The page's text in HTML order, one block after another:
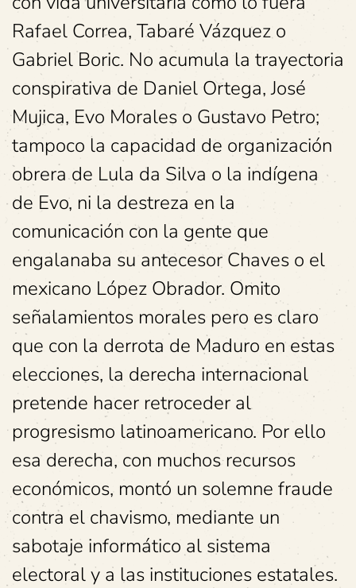
Rafael Correa, Tabaré Vázquez o
Gabriel Boric. No acumula la trayectoria
conspirativa de Daniel Ortega, José
Mujica, Evo Morales o Gustavo Petro;
tampoco la capacidad de organización
obrera de Lula da Silva o la indígena
de Evo, ni la destreza en la
comunicación con la gente que
engalanaba su antecesor Chaves o el
mexicano López Obrador. Omito
señalamientos morales pero es claro
que con la derrota de Maduro en estas
elecciones, la derecha internacional
pretende hacer retroceder al
progresismo latinoamericano. Por ello
esa derecha, con muchos recursos
económicos, montó un solemne fraude
contra el chavismo, mediante un
sabotaje informático al sistema
electoral y a las instituciones estatales.